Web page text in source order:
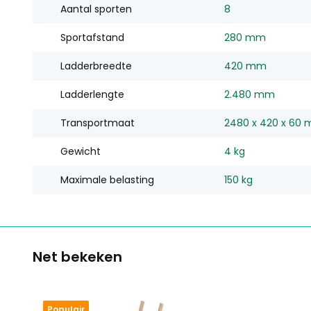
Aantal sporten 8
Sportafstand 280 mm
Ladderbreedte 420 mm
Ladderlengte 2.480 mm
Transportmaat 2480 x 420 x 60
Gewicht 4 kg
Maximale belasting 150 kg
Net bekeken